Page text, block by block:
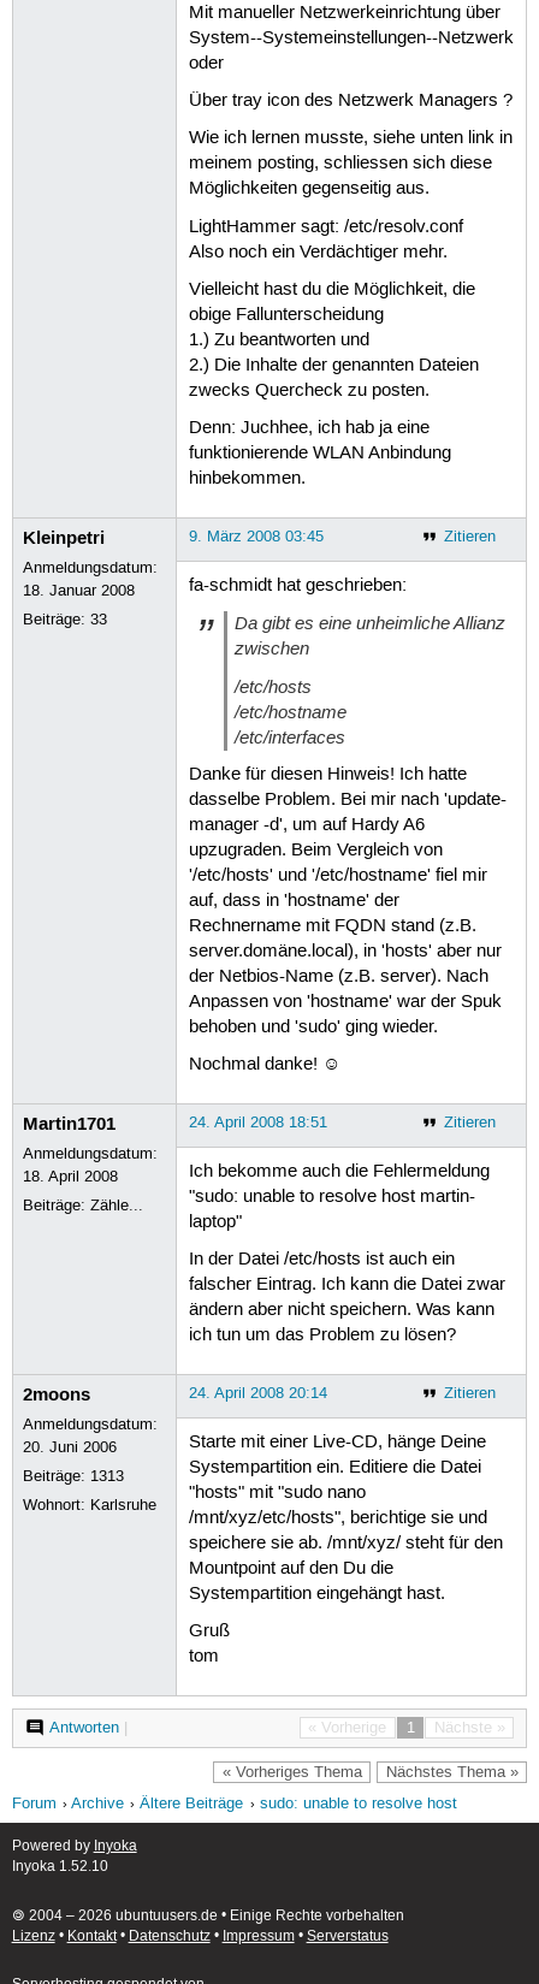
Mit manueller Netzwerkeinrichtung über
System--Systemeinstellungen--Netzwerk
oder
Über tray icon des Netzwerk Managers ?
Wie ich lernen musste, siehe unten link in
meinem posting, schliessen sich diese
Möglichkeiten gegenseitig aus.
LightHammer sagt: /etc/resolv.conf
Also noch ein Verdächtiger mehr.
Vielleicht hast du die Möglichkeit, die
obige Fallunterscheidung
1.) Zu beantworten und
2.) Die Inhalte der genannten Dateien
zwecks Quercheck zu posten.
Denn: Juchhee, ich hab ja eine
funktionierende WLAN Anbindung
hinbekommen.
Kleinpetri
Anmeldungsdatum:
18. Januar 2008
Beiträge:33
Zitieren
9. März 2008 03:45
fa-schmidt hat geschrieben:
Da gibt es eine unheimliche Allianz
zwischen
/etc/hosts
/etc/hostname
/etc/interfaces
Danke für diesen Hinweis! Ich hatte
dasselbe Problem. Bei mir nach 'update-
manager -d', um auf Hardy A6
upzugraden. Beim Vergleich von
'/etc/hosts' und '/etc/hostname' fiel mir
auf, dass in 'hostname' der
Rechnername mit FQDN stand (z.B.
server.domäne.local), in 'hosts' aber nur
der Netbios-Name (z.B. server). Nach
Anpassen von 'hostname' war der Spuk
behoben und 'sudo' ging wieder.
Nochmal danke! ☺
Martin1701
Anmeldungsdatum:
18. April 2008
Beiträge:Zähle...
Zitieren
24. April 2008 18:51
Ich bekomme auch die Fehlermeldung
"sudo: unable to resolve host martin-
laptop"
In der Datei /etc/hosts ist auch ein
falscher Eintrag. Ich kann die Datei zwar
ändern aber nicht speichern. Was kann
ich tun um das Problem zu lösen?
2moons
Anmeldungsdatum:
20. Juni 2006
Beiträge: 1313
Wohnort: Karlsruhe
Zitieren
24. April 2008 20:14
Starte mit einer Live-CD, hänge Deine
Systempartition ein. Editiere die Datei
"hosts" mit "sudo nano
/mnt/xyz/etc/hosts", berichtige sie und
speichere sie ab. /mnt/xyz/ steht für den
Mountpoint auf den Du die
Systempartition eingehängt hast.
Gruß
tom
« Vorherige 1 Nächste »
Antworten|
« Vorheriges Thema Nächstes Thema »
Forum Archive Ältere Beiträge sudo: unable to resolve host
Powered by Inyoka
Inyoka 1.52.10
🄯 2004 – 2026 ubuntuusers.de • Einige Rechte vorbehalten
Lizenz• Kontakt• Datenschutz• Impressum• Serverstatus